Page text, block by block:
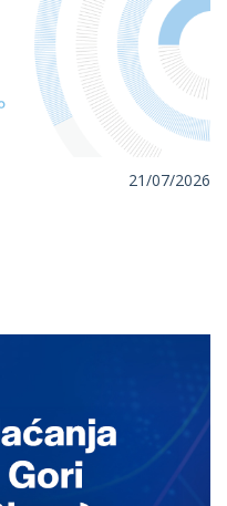
21/07/2026